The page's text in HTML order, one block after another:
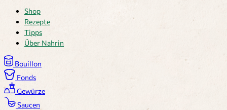
Shop
Rezepte
Tipps
Über Nahrin
Bouillon
Fonds
Gewürze
Saucen